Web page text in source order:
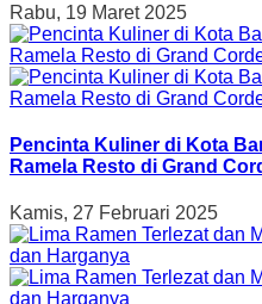
Rabu, 19 Maret 2025
Pencinta Kuliner di Kota
Ramela Resto di Grand
Kamis, 27 Februari 2025